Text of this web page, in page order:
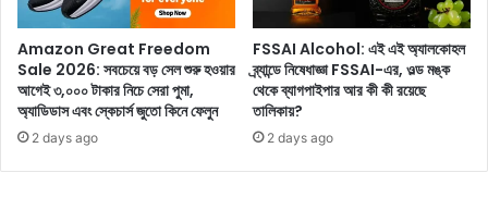
,
এ
ই
জি
নি
স
Amazon Great Freedom
Sale 2026: সবচেয়ে বড় সেল শুরু হওয়ার
আগেই ৩,০০০ টাকার নিচে সেরা পুমা,
অ্যাডিডাস এবং স্কেচার্স জুতো কিনে ফেলুন
2 days ago
FSSAI Alcohol: এই এই অ্যালকোহল
ব্র্যান্ডে নিষেধাজ্ঞা FSSAI-এর, ওল্ড মঙ্ক
থেকে ব্যাগপাইপার আর কী কী রয়েছে
তালিকায়?
2 days ago